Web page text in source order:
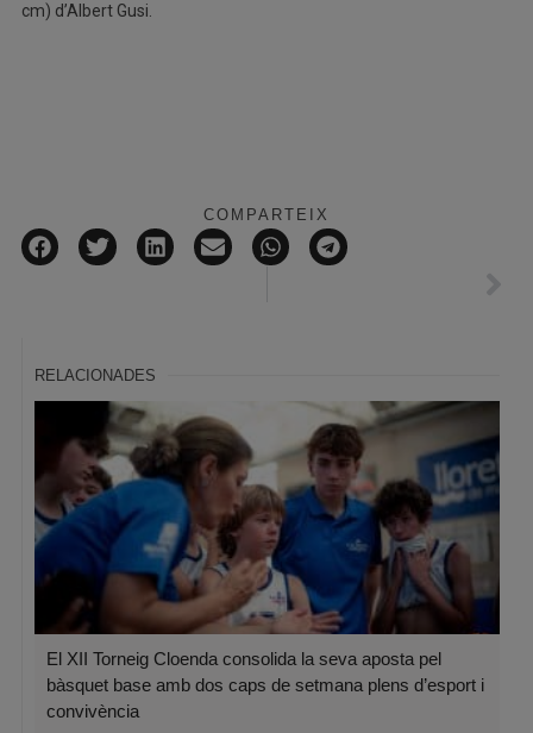
cm) d’Albert Gusi.
COMPARTEIX
RELACIONADES
El XII Torneig Cloenda consolida la seva aposta pel
bàsquet base amb dos caps de setmana plens d’esport i
convivència